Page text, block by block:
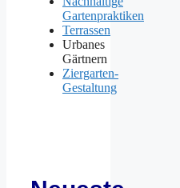
Gartenpraktiken
Terrassen
Urbanes
Gärtnern
Ziergarten-
Gestaltung